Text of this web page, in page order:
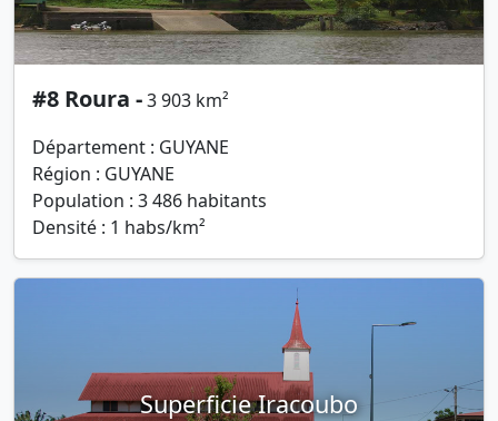
#8 Roura -3 903 km²
Département : GUYANE
Région : GUYANE
Population : 3 486 habitants
Densité : 1 habs/km²
Superficie Iracoubo